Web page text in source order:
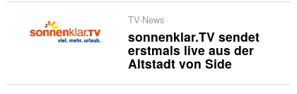
TV-News
sonnenklar.TV sendet
erstmals live aus der
Altstadt von Side